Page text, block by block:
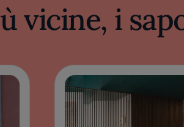
vicine, i